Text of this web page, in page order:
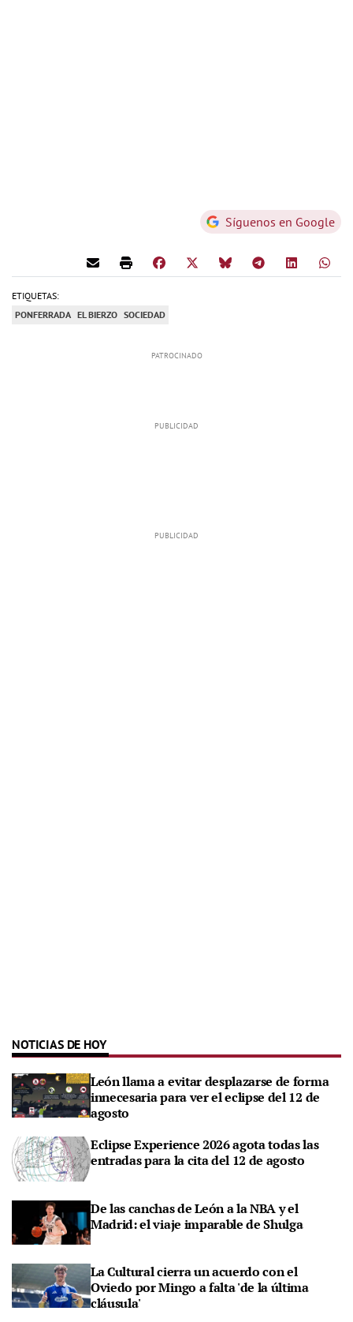
Síguenos en Google
ETIQUETAS:
PONFERRADA EL BIERZO SOCIEDAD
NOTICIAS DE HOY
León llama a evitar desplazarse de forma
innecesaria para ver el eclipse del 12 de
agosto
Eclipse Experience 2026 agota todas las
entradas para la cita del 12 de agosto
De las canchas de León a la NBA y el
Madrid: el viaje imparable de Shulga
La Cultural cierra un acuerdo con el
Oviedo por Mingo a falta 'de la última
cláusula'